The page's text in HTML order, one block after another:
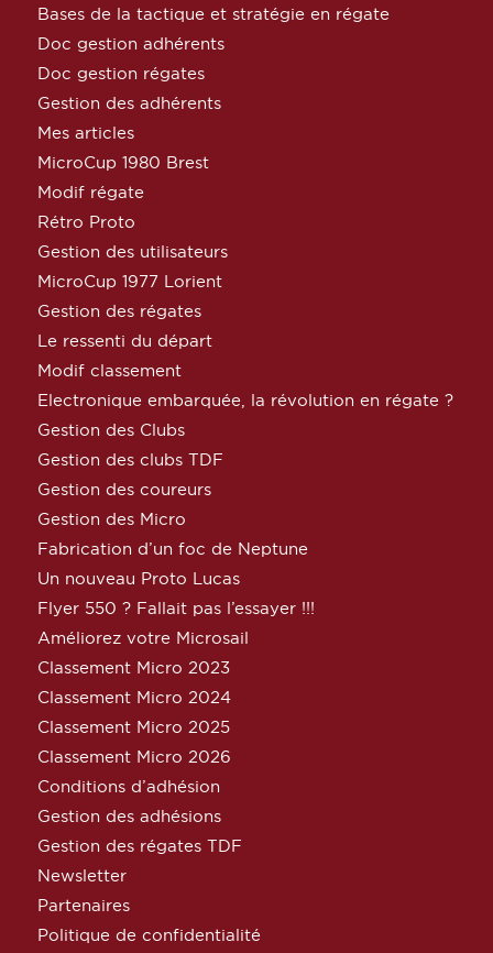
Bases de la tactique et stratégie en régate
Doc gestion adhérents
Doc gestion régates
Gestion des adhérents
Mes articles
MicroCup 1980 Brest
Modif régate
Rétro Proto
Gestion des utilisateurs
MicroCup 1977 Lorient
Gestion des régates
Le ressenti du départ
Modif classement
Electronique embarquée, la révolution en régate ?
Gestion des Clubs
Gestion des clubs TDF
Gestion des coureurs
Gestion des Micro
Fabrication d’un foc de Neptune
Un nouveau Proto Lucas
Flyer 550 ? Fallait pas l’essayer !!!
Améliorez votre Microsail
Classement Micro 2023
Classement Micro 2024
Classement Micro 2025
Classement Micro 2026
Conditions d’adhésion
Gestion des adhésions
Gestion des régates TDF
Newsletter
Partenaires
Politique de confidentialité